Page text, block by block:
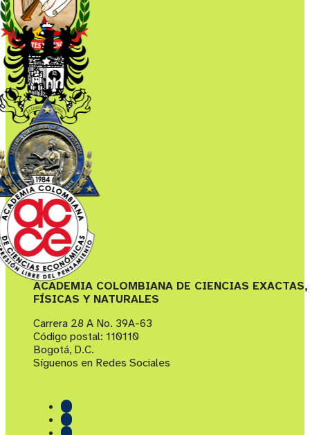
ACADEMIA COLOMBIANA DE CIENCIAS EXACTAS,
FÍSICAS Y NATURALES
Carrera 28 A No. 39A-63
Código postal: 110110
Bogotá, D.C.
Síguenos en Redes Sociales